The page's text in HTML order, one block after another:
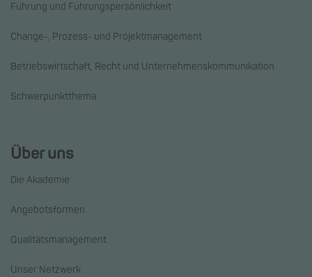
Führung und Führungspersönlichkeit
Change-, Prozess- und Projektmanagement
Betriebswirtschaft, Recht und Unternehmenskommunikation
Schwerpunktthema
Über uns
Die Akademie
Angebotsformen
Qualitätsmanagement
Unser Netzwerk